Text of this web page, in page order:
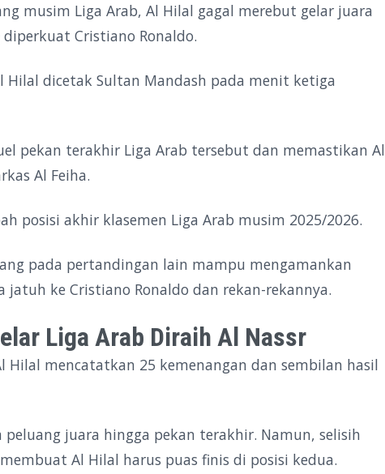
musim Liga Arab, Al Hilal gagal merebut gelar juara
Cristiano Ronaldo.
Hilal dicetak Sultan Mandash pada menit ketiga
pekan terakhir Liga Arab tersebut dan memastikan Al
Al Feiha.
posisi akhir klasemen Liga Arab musim 2025/2026.
pada pertandingan lain mampu mengamankan
ke Cristiano Ronaldo dan rekan-rekannya.
Liga Arab Diraih Al Nassr
Hilal mencatatkan 25 kemenangan dan sembilan hasil
juara hingga pekan terakhir. Namun, selisih
Al Hilal harus puas finis di posisi kedua.